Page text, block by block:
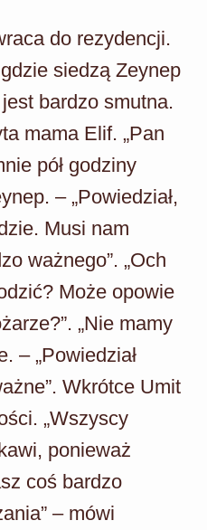
do rezydencji.
siedzą Zeynep
bardzo smutna.
mama Elif. „Pan
pół godziny
– „Powiedział,
Musi nam
ważnego”. „Och
Może opowie
„Nie mamy
– „Powiedział
Wkrótce Umit
„Wszyscy
ponieważ
coś bardzo
– mówi